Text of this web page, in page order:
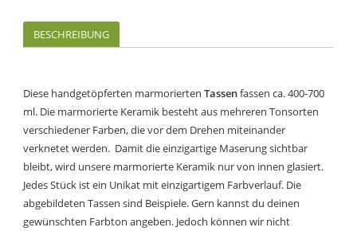
BESCHREIBUNG
Diese handgetöpferten marmoriertenTassenfassen ca. 400-700
ml. Die marmorierte Keramik besteht aus mehreren Tonsorten
verschiedener Farben, die vor dem Drehen miteinander
verknetet werden. Damit die einzigartige Maserung sichtbar
bleibt, wird unsere marmorierte Keramik nur von innen glasiert.
Jedes Stück ist ein Unikat mit einzigartigem Farbverlauf. Die
abgebildeten Tassen sind Beispiele. Gern kannst du deinen
gewünschten Farbton angeben. Jedoch können wir nicht